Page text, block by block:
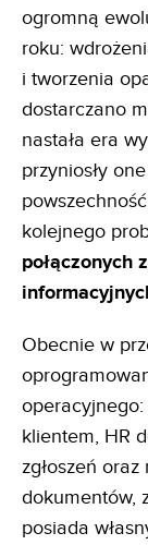
ogromną
roku:
i tworzenia
dostarczano
nastała era
przyniosły
kolejnego
połączonych
Obecnie w
klientem, HR
zgłoszeń
dokumentów,
posiada